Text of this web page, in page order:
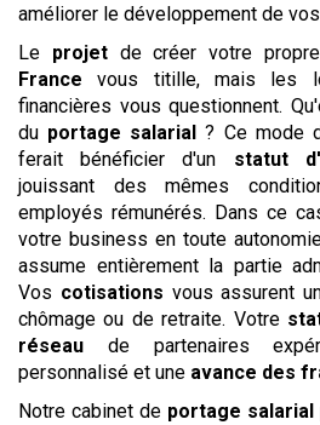
améliorer le développement de
Le projetde créer votre
France vous titille, mais les
financières vous questionnent.
du portage salarial ? Ce mode
ferait bénéficier d'un statut
jouissant des mêmes
employés rémunérés. Dans ce
votre business en toute
assume entièrement la partie
Vos cotisations vous assurent
chômage ou de retraite. Votre
réseau de partenaires
personnalisé et une avance des
Notre cabinet de portage salarial